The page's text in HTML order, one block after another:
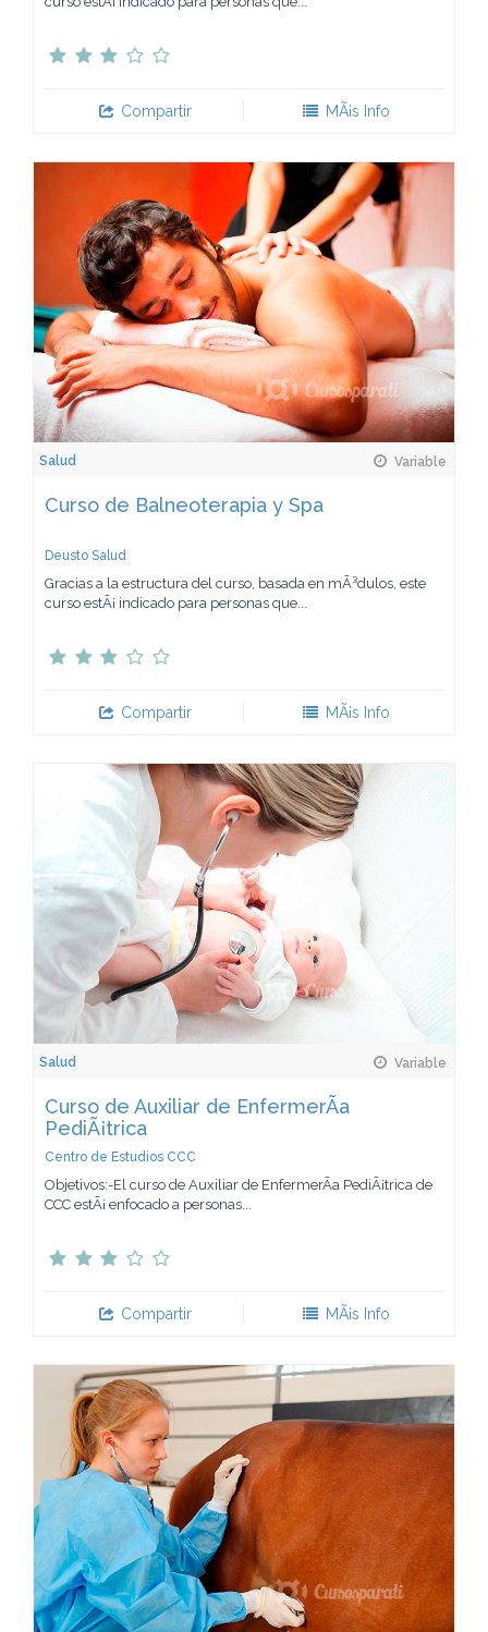
Compartir MÃ¡s Info
Salud Variable
Curso de Balneoterapia y Spa
Deusto Salud
Gracias a la estructura del curso, basada en mÃ³dulos, este
curso estÃ¡ indicado para personas que...
Compartir MÃ¡s Info
Salud Variable
Curso de Auxiliar de EnfermerÃ­a
PediÃ¡trica
Centro de Estudios CCC
Objetivos:-El curso de Auxiliar de EnfermerÃ­a PediÃ¡trica de
CCC estÃ¡ enfocado a personas...
Compartir MÃ¡s Info